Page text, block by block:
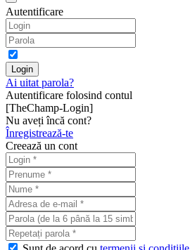
Autentificare
Ai uitat parola?
Autentificare folosind contul
[TheChamp-Login]
Nu aveți încă cont?
Înregistrează-te
Creează un cont